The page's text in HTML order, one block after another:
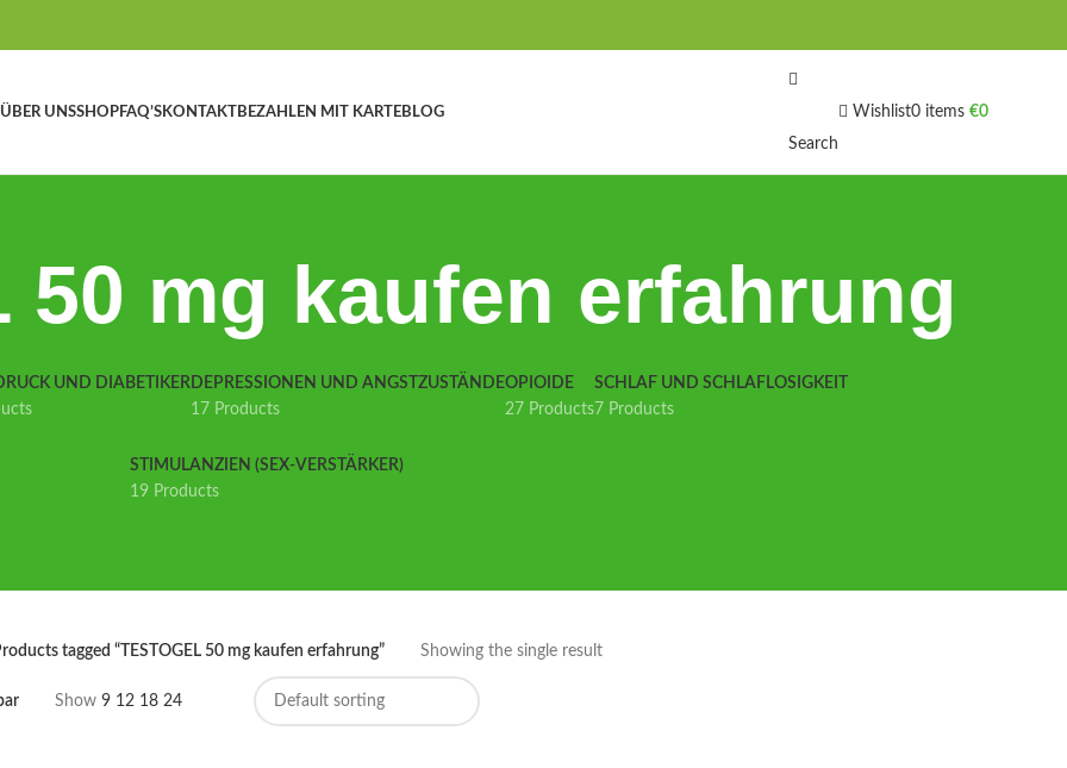
ÜBER UNSSHOPFAQ’SKONTAKTBEZAHLEN MIT KARTEBLOG
Search
Wishlist0 items €0
50 mg kaufen erfahrung
UND DIABETIKER DEPRESSIONEN UND ANGSTZUSTÄNDE
17 Products
OPIOIDE
27 Products
SCHLAF UND SCHLAFLOSIGKEIT
7 Products
STIMULANZIEN (SEX-VERSTÄRKER)
19 Products
tagged “TESTOGEL 50 mg kaufen erfahrung” Showing the single result
Show 9 12 18 24